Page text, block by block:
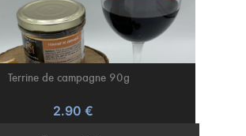
Terrine de campagne 90g
2.90 €